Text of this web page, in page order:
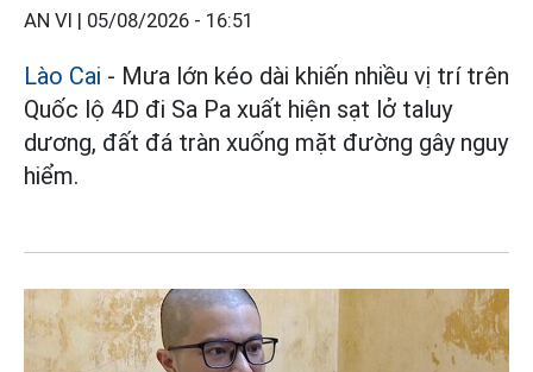
AN VI | 05/08/2026 - 16:51
Lào Cai - Mưa lớn kéo dài khiến nhiều vị trí trên
Quốc lộ 4D đi Sa Pa xuất hiện sạt lở taluy
dương, đất đá tràn xuống mặt đường gây nguy
hiểm.